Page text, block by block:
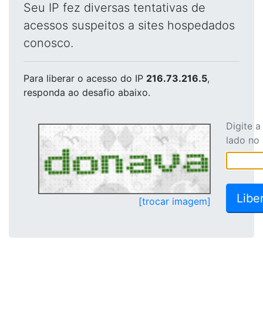
Seu IP fez diversas tentativas de
acessos suspeitos a sites hospedados
conosco.
Para liberar o acesso do IP 216.73.216.5,
responda ao desafio abaixo.
[trocar imagem]
Digite
lado no